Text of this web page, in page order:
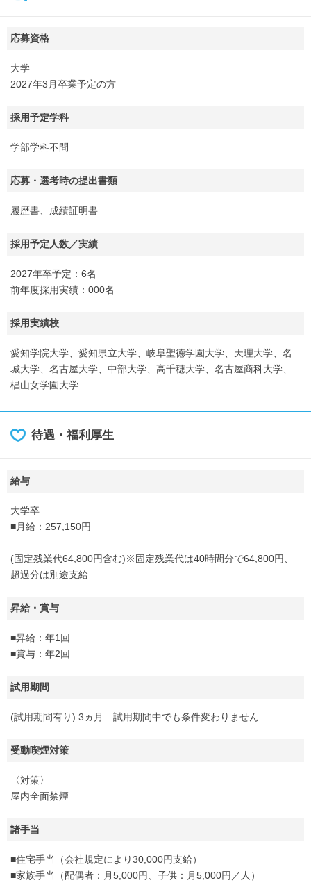
応募資格
大学
2027年3月卒業予定の方
採用予定学科
学部学科不問
応募・選考時の提出書類
履歴書、成績証明書
採用予定人数／実績
2027年卒予定：6名
前年度採用実績：000名
採用実績校
愛知学院大学、愛知県立大学、岐阜聖徳学園大学、天理大学、名
城大学、名古屋大学、中部大学、高千穂大学、名古屋商科大学、
椙山女学園大学
待遇・福利厚生
給与
大学卒
■月給：257,150円
(固定残業代64,800円含む)※固定残業代は40時間分で64,800円、
超過分は別途支給
昇給・賞与
■昇給：年1回
■賞与：年2回
試用期間
(試用期間有り) 3ヵ月 試用期間中でも条件変わりません
受動喫煙対策
〈対策〉
屋内全面禁煙
諸手当
■住宅手当（会社規定により30,000円支給）
■家族手当（配偶者：月5,000円、子供：月5,000円／人）